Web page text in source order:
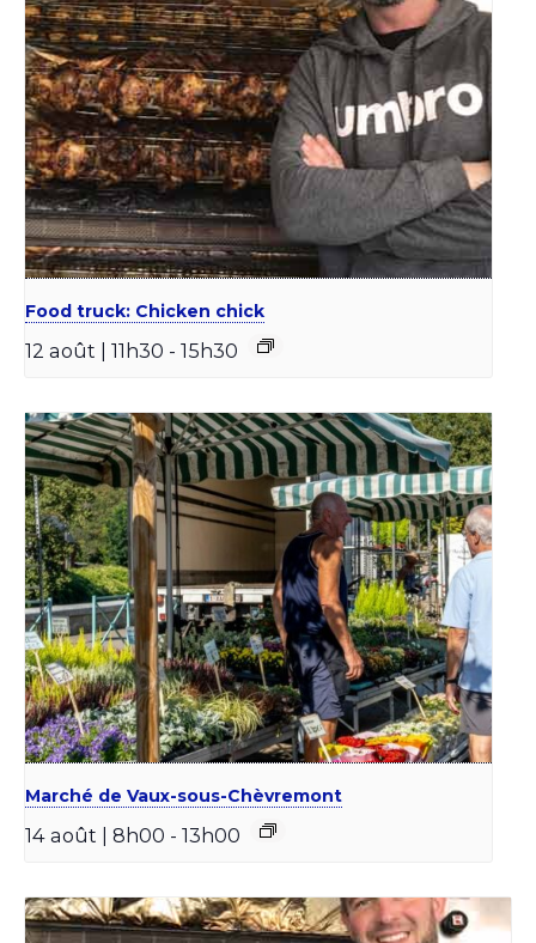
Food truck: Chicken chick
12 août | 11h30 - 15h30
Marché de Vaux-sous-Chèvremont
14 août | 8h00 - 13h00